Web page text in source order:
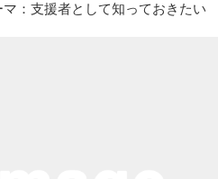
：支援者として知っておきたい